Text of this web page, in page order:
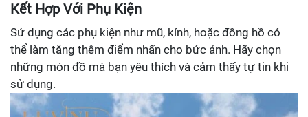
Kết Hợp Với Phụ Kiện
Sử dụng các phụ kiện như mũ, kính, hoặc đồng hồ có
thể làm tăng thêm điểm nhấn cho bức ảnh. Hãy chọn
những món đồ mà bạn yêu thích và cảm thấy tự tin khi
sử dụng.